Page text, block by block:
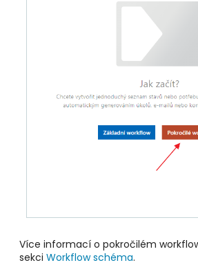
Více informací o pokročilém
sekci Workflow schéma.